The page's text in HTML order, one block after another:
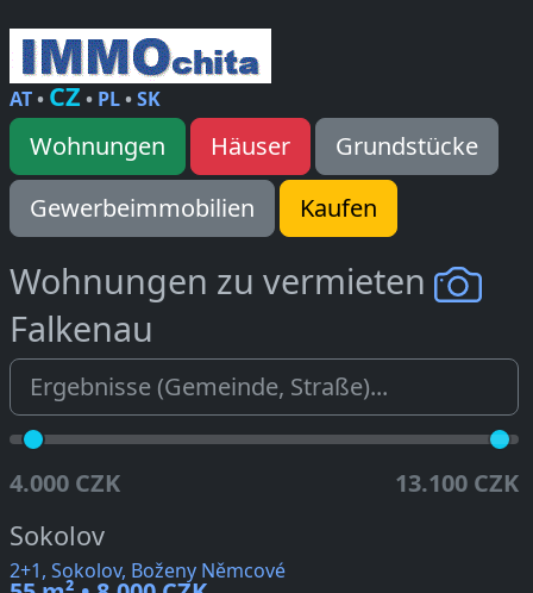
AT• CZ • PL•SK
Wohnungen Häuser
Grundstücke
Gewerbeimmobilien
Kaufen
Wohnungen zu vermieten
Falkenau
4.000 CZK 13.100 CZK
Sokolov
2+1, Sokolov, Boženy Němcové